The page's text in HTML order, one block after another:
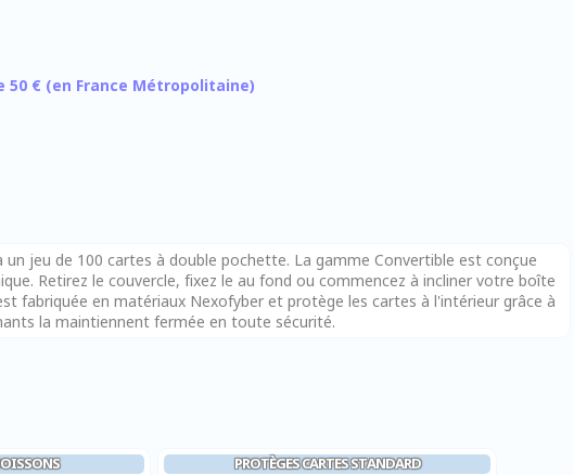
50 € (en France Métropolitaine)
jeu de 100 cartes à double pochette. La gamme Convertible est conçue
Retirez le couvercle, fixez le au fond ou commencez à incliner votre boîte
fabriquée en matériaux Nexofyber et protège les cartes à l'intérieur grâce à
la maintiennent fermée en toute sécurité.
PROTÈGES CARTES STANDARD